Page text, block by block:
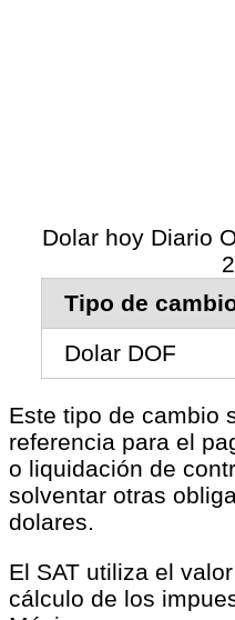
Dolar hoy Diario
Tipo de
Dolar DOF
Este tipo de cambio
referencia para el
o liquidación de
solventar otras
dolares.
El SAT utiliza el
cálculo de los